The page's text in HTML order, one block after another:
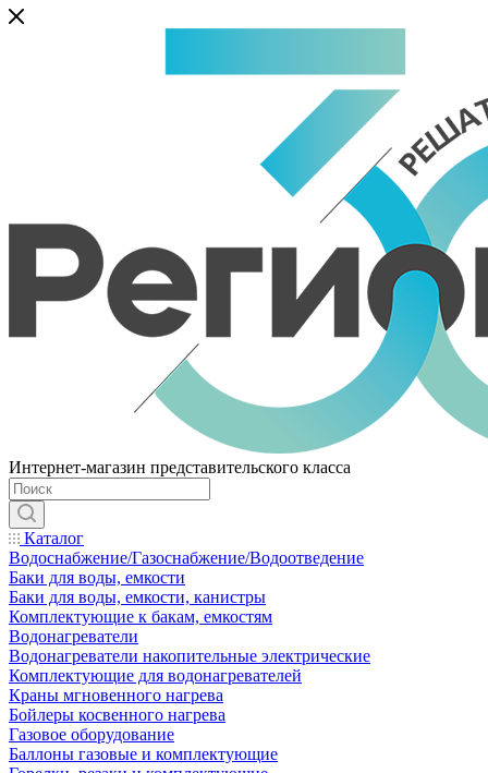
Интернет-магазин представительского класса
Каталог
Водоснабжение/Газоснабжение/Водоотведение
Баки для воды, емкости
Баки для воды, емкости, канистры
Комплектующие к бакам, емкостям
Водонагреватели
Водонагреватели накопительные электрические
Комплектующие для водонагревателей
Краны мгновенного нагрева
Бойлеры косвенного нагрева
Газовое оборудование
Баллоны газовые и комплектующие